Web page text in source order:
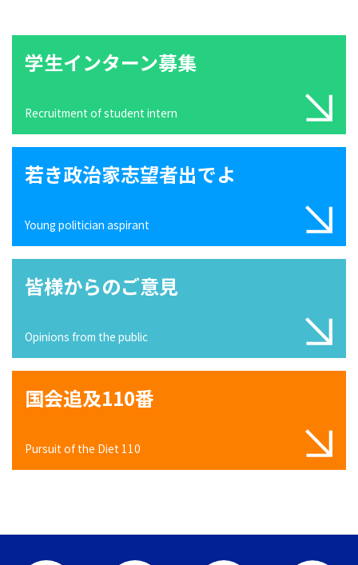
学生インターン募集
Recruitment of student intern
若き政治家志望者出でよ
Young politician aspirant
皆様からのご意見
Opinions from the public
国会追及110番
Pursuit of the Diet 110